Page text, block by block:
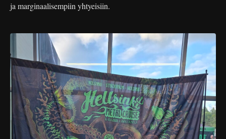
ja marginaalisempiin yhtyeisiin.